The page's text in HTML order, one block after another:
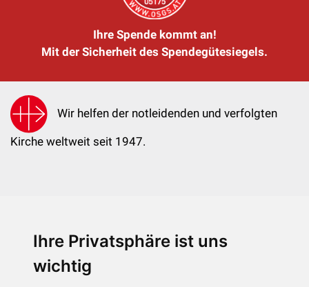
Ihre Privatsphäre ist uns
wichtig
Ihre Spende kommt an!
Mit der Sicherheit des Spendegütesiegels.
Wir helfen der notleidenden und verfolgten
Kirche weltweit seit 1947.
KIRCHE IN NOT - Österreich